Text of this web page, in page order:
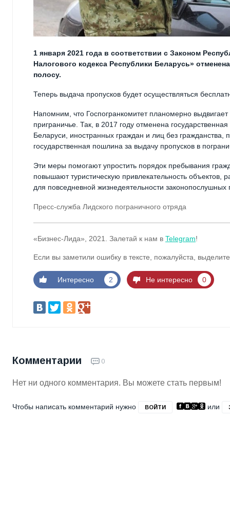
1 января 2021 года в соответствии с Законом
Налогового кодекса Республики Беларусь»
полосу.
Теперь выдача пропусков будет осуществляться
Напомним, что Госпогранкомитет планомерно
приграничье. Так, в 2017 году отменена
Беларуси, иностранных граждан и лиц без
государственная пошлина за выдачу пропусков в
Эти меры помогают упростить порядок пребывания
повышают туристическую привлекательность
для повседневной жизнедеятельности законопослушных
Пресс-служба Лидского пограничного отряда
«Бизнес-Лида», 2021. Залетай к нам в Telegram!
Если вы заметили ошибку в тексте, пожалуйста,
Интересно 2 Не интересно 0
Комментарии 0
Нет ни одного комментария. Вы можете стать первым!
Чтобы написать комментарий нужно ВОЙТИ или